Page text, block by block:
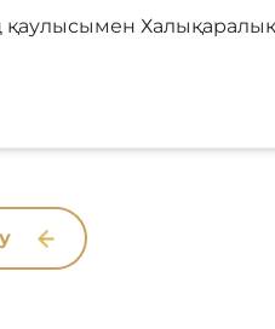
Халықаралық